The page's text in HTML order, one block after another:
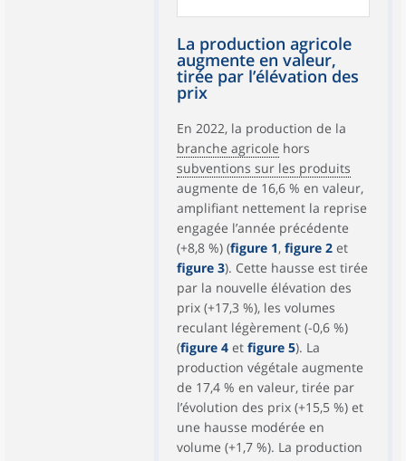
La production agricole
augmente en valeur,
tirée par l’élévation des
prix
En 2022, la production de la
branche agricole hors
subventions sur les produits
augmente de 16,6 % en valeur,
amplifiant nettement la reprise
engagée l’année précédente
(+8,8 %) (figure 1, figure 2et
figure 3). Cette hausse est tirée
par la nouvelle élévation des
prix (+17,3 %), les volumes
reculant légèrement (-0,6 %)
(figure 4et figure 5). La
production végétale augmente
de 17,4 % en valeur, tirée par
l’évolution des prix (+15,5 %) et
une hausse modérée en
volume (+1,7 %). La production